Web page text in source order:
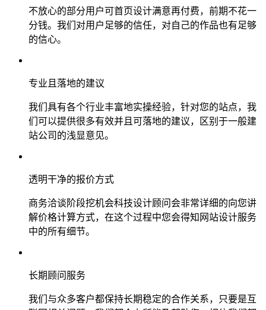
不放心的部分用户可首页设计满意再付费，前期不花一
分钱。我们对用户足够的信任，对自己的作品也有足够
的信心。
专业且落地的建议
我们具有各个行业丰富地实操经验，针对您的站点，我
们可以提供很多有效并且可落地的建议，区别于一般建
站公司的浅显意见。
透明干净的报价方式
商务洽谈阶段挖机会科技设计顾问会非常详细的向您讲
解价格计算方式，在这个过程中您会得知网站设计服务
中的所有细节。
长期顾问服务
我们与众多客户都保持长期稳定的合作关系，只要是互